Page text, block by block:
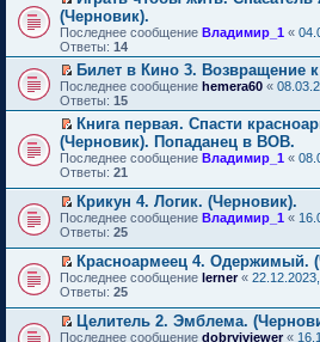
м
у
с
о
о
б
щ
е
н
и
ю
т
а
н
н
о
м
у
с
о
о
б
щ
н
и
ю
н
е
п
р
о
ч
и
т
а
н
н
о
у
с
о
о
б
щ
е
н
и
ю
в
о
м
у
н
е
п
р
о
ч
и
т
а
н
н
о
м
у
с
о
о
б
щ
е
к
п
е
р
в
о
м
у
н
е
п
р
о
ч
и
т
а
н
н
о
м
у
с
о
й
т
и
к
п
е
р
в
о
м
у
н
е
п
р
о
и
т
а
н
н
о
П
е
р
е
й
т
и
к
п
е
р
в
м
у
н
е
п
р
о
ч
и
т
(Черновик).
Последнее сообщение Владимир_1 «
Ответы: 14
П
е
р
е
й
т
и
п
е
р
в
о
м
у
н
е
п
Билет в Кино 3. Возвращение
Последнее сообщение hemera60 «
Ответы: 15
П
е
р
е
й
т
и
к
п
е
р
в
о
м
у
Книга первая. Спасти
(Черновик). Попаданец в ВОВ.
Последнее сообщение Владимир_1 «
Ответы: 21
П
е
е
й
т
и
к
п
Крикун 4. Логик. (Черновик).
Последнее сообщение Владимир_1 «
Ответы: 25
П
е
е
й
Красноармеец 4. Одержимый.
Последнее сообщение lerner«
Ответы: 25
П
Целитель 2. Эмблема.
Последнее сообщение dobryiviewer«